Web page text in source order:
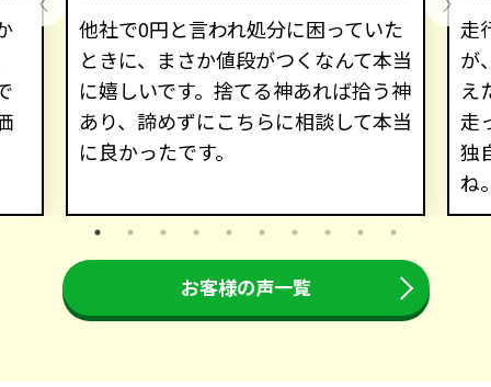
他社で0円と言われ処分に困っていた
ときに、まさか値段がつくなんて本当
に嬉しいです。捨てる神あれば拾う神
あり、諦めずにこちらに相談して本当
に良かったです。
走
が
え
走
独
ね
お客様の声一覧